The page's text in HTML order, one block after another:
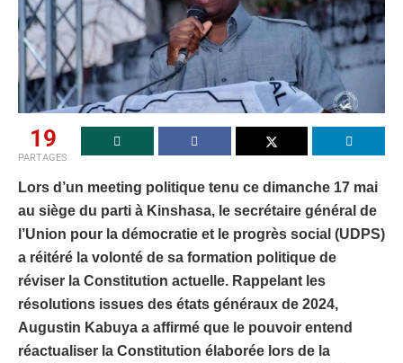
19
PARTAGES
Lors d’un meeting politique tenu ce dimanche 17 mai
au siège du parti à Kinshasa, le secrétaire général de
l’Union pour la démocratie et le progrès social (UDPS)
a réitéré la volonté de sa formation politique de
réviser la Constitution actuelle. Rappelant les
résolutions issues des états généraux de 2024,
Augustin Kabuya a affirmé que le pouvoir entend
réactualiser la Constitution élaborée lors de la